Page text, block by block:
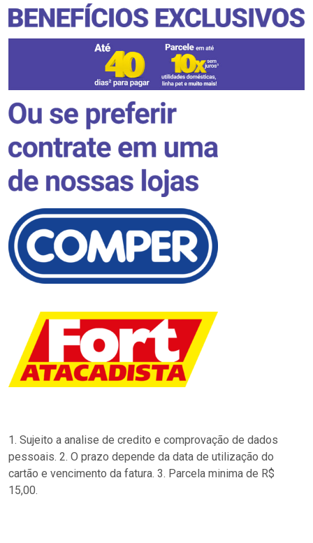
1. Sujeito a analise de credito e comprovação de dados
pessoais. 2. O prazo depende da data de utilização do
cartão e vencimento da fatura. 3. Parcela minima de R$
15,00.